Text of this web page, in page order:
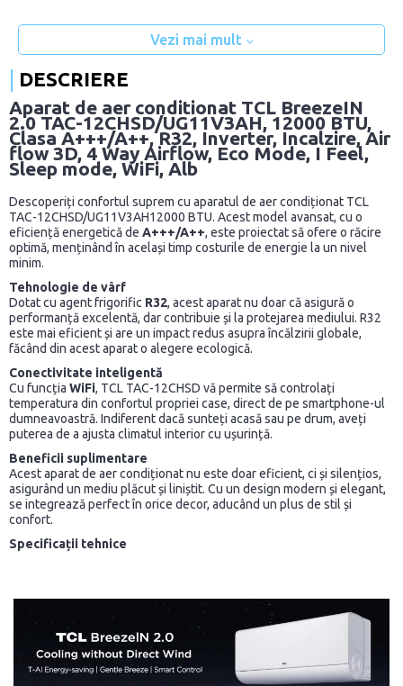
Vezi mai mult
DESCRIERE
Aparat de aer conditionat TCL BreezeIN
2.0 TAC-12CHSD/UG11V3AH, 12000 BTU,
Clasa A+++/A++, R32, Inverter, Incalzire, Air
flow 3D, 4 Way Airflow, Eco Mode, I Feel,
Sleep mode, WiFi, Alb
Descoperiți confortul suprem cu aparatul de aer condiționat TCL
TAC-12CHSD/UG11V3AH12000 BTU. Acest model avansat, cu o
eficiență energetică de A+++/A++, este proiectat să ofere o răcire
optimă, menținând în același timp costurile de energie la un nivel
minim.
Tehnologie de vârf
Dotat cu agent frigorific R32, acest aparat nu doar că asigură o
performanță excelentă, dar contribuie și la protejarea mediului. R32
este mai eficient și are un impact redus asupra încălzirii globale,
făcând din acest aparat o alegere ecologică.
Conectivitate inteligentă
Cu funcția WiFi, TCL TAC-12CHSD vă permite să controlați
temperatura din confortul propriei case, direct de pe smartphone-ul
dumneavoastră. Indiferent dacă sunteți acasă sau pe drum, aveți
puterea de a ajusta climatul interior cu ușurință.
Beneficii suplimentare
Acest aparat de aer condiționat nu este doar eficient, ci și silențios,
asigurând un mediu plăcut și liniștit. Cu un design modern și elegant,
se integrează perfect în orice decor, aducând un plus de stil și
confort.
Specificații tehnice